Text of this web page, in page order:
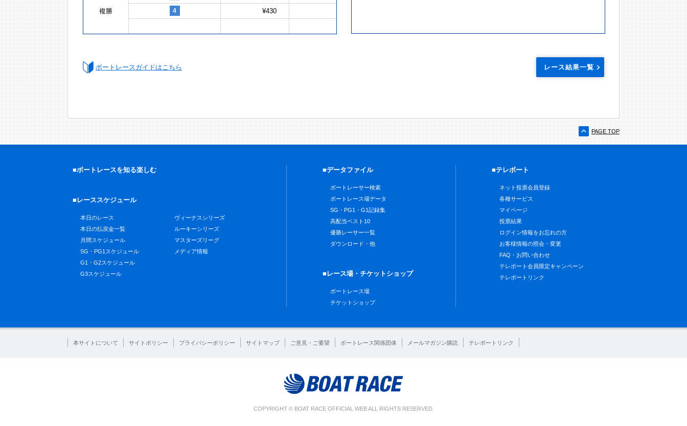
複勝 4 ¥430
ボートレースガイドはこちら レース結果一覧
PAGE TOP
■ボートレースを知る楽しむ
■レーススケジュール
本日のレース
本日の払戻金一覧
月間スケジュール
SG・PG1スケジュール
G1・G2スケジュール
G3スケジュール
ヴィーナスシリーズ
ルーキーシリーズ
マスターズリーグ
メディア情報
■データファイル
ボートレーサー検索
ボートレース場データ
SG・PG1・G1記録集
高配当ベスト10
優勝レーサー一覧
ダウンロード・他
■レース場・チケットショップ
ボートレース場
チケットショップ
■テレボート
ネット投票会員登録
各種サービス
マイページ
投票結果
ログイン情報をお忘れの方
お客様情報の照会・変更
FAQ・お問い合わせ
テレボート会員限定キャンペーン
テレボートリンク
本サイトについて サイトポリシー プライバシーポリシー サイトマップ ご意見・ご要望 ボートレース関係団体 メールマガジン購読 テレボートリンク
COPYRIGHT © BOAT RACE OFFICIAL WEB ALL RIGHTS RESERVED.